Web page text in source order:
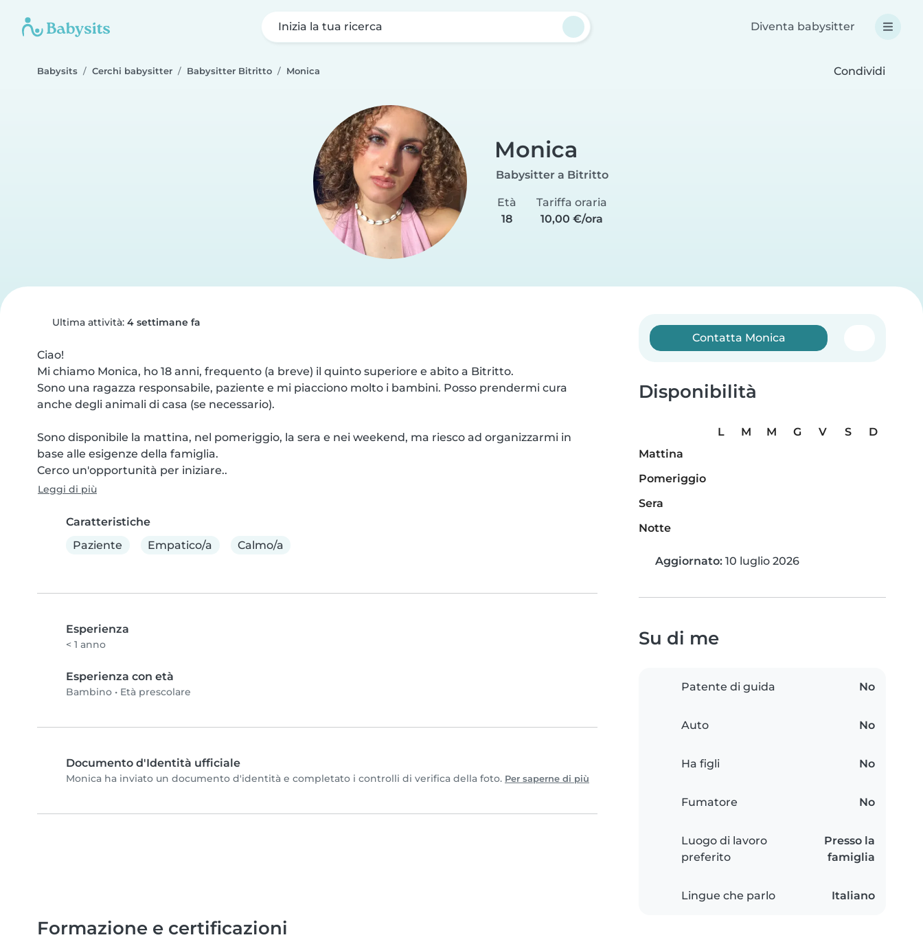
Inizia la tua ricerca Diventa babysitter
Babysits Cerchi babysitter Babysitter Bitritto Monica Condividi
Monica
Babysitter a Bitritto
Età
18
Tariffa oraria
10,00 €/ora
Ultima attività: 4 settimane fa
Ciao!
Mi chiamo Monica, ho 18 anni, frequento (a breve) il quinto superiore e abito a Bitritto.
Sono una ragazza responsabile, paziente e mi piacciono molto i bambini. Posso prendermi cura
anche degli animali di casa (se necessario).
Sono disponibile la mattina, nel pomeriggio, la sera e nei weekend, ma riesco ad organizzarmi in
base alle esigenze della famiglia.
Cerco un'opportunità per iniziare..
Leggi di più
Caratteristiche
Paziente
Empatico/a Calmo/a
Esperienza
< 1 anno
Esperienza con età
Bambino • Età prescolare
Documento d'Identità ufficiale
Monica ha inviato un documento d'identità e completato i controlli di verifica della foto. Per saperne di più
Contatta Monica
Disponibilità
L M M G V S
D
Mattina
Pomeriggio
Sera
Notte
Aggiornato: 10 luglio 2026
Su di me
Patente di guida No
Auto No
Ha figli No
Fumatore No
Luogo di lavoro
preferito
Presso la
famiglia
Lingue che parlo Italiano
Formazione e certificazioni